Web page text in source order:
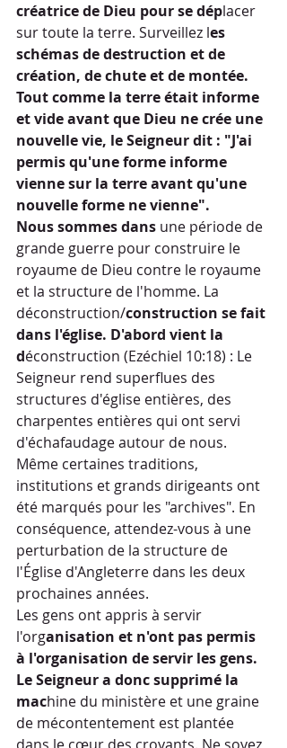
créatrice de Dieu pour se déplacer
sur toute la terre. Surveillez les
schémas de destruction et de
création, de chute et de montée.
Tout comme la terre était informe
et vide avant que Dieu ne crée une
nouvelle vie, le Seigneur dit : "J'ai
permis qu'une forme informe
vienne sur la terre avant qu'une
nouvelle forme ne vienne".
Nous sommes dans une période de
grande guerre pour construire le
royaume de Dieu contre le royaume
et la structure de l'homme. La
déconstruction/construction se fait
dans l'église. D'abord vient la
déconstruction (Ezéchiel 10:18) : Le
Seigneur rend superflues des
structures d'église entières, des
charpentes entières qui ont servi
d'échafaudage autour de nous.
Même certaines traditions,
institutions et grands dirigeants ont
été marqués pour les "archives". En
conséquence, attendez-vous à une
perturbation de la structure de
l'Église d'Angleterre dans les deux
prochaines années.
Les gens ont appris à servir
l'organisation et n'ont pas permis
à l'organisation de servir les gens.
Le Seigneur a donc supprimé la
machine du ministère et une graine
de mécontentement est plantée